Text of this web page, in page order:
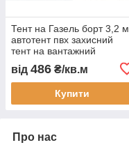
Тент на Газель борт 3,2 м
автотент пвх захисний
тент на вантажний
автомобіль встановлення
Харків виготовлення під
замовлення
від 486 ₴/кв.м
Купити
Про нас